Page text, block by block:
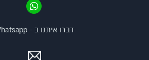
דברו איתנו ב - Whatsapp